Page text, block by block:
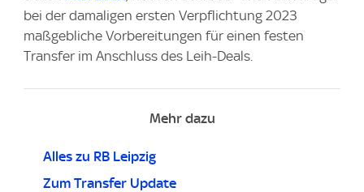
bei der damaligen ersten Verpflichtung 2023
maßgebliche Vorbereitungen für einen festen
Transfer im Anschluss des Leih-Deals.
Mehr dazu
Alles zu RB Leipzig
Zum Transfer Update